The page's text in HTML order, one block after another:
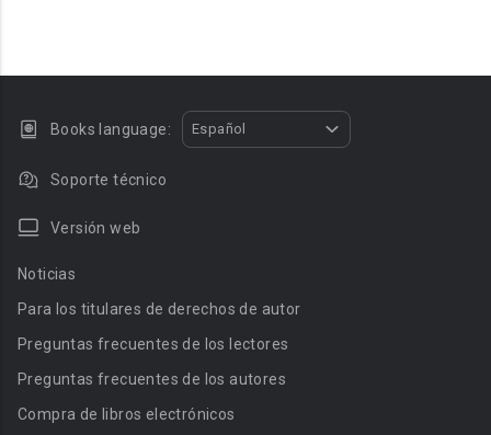
Books language: Español
Soporte técnico
Versión web
Noticias
Para los titulares de derechos de autor
Preguntas frecuentes de los lectores
Preguntas frecuentes de los autores
Compra de libros electrónicos